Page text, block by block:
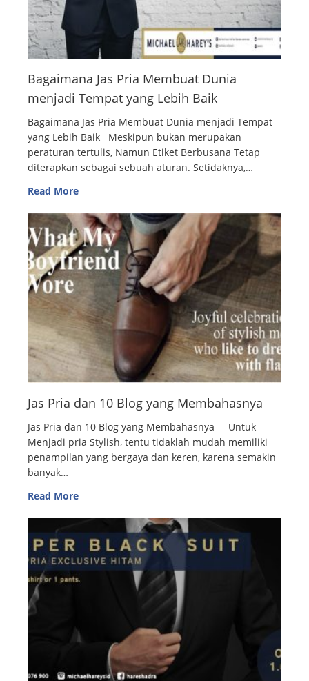
Bagaimana Jas Pria Membuat Dunia
menjadi Tempat yang Lebih Baik
Bagaimana Jas Pria Membuat Dunia menjadi Tempat
yang Lebih Baik Meskipun bukan merupakan
peraturan tertulis, Namun Etiket Berbusana Tetap
diterapkan sebagai sebuah aturan. Setidaknya,…
Read More
Jas Pria dan 10 Blog yang Membahasnya
Jas Pria dan 10 Blog yang Membahasnya Untuk
Menjadi pria Stylish, tentu tidaklah mudah memiliki
penampilan yang bergaya dan keren, karena semakin
banyak…
Read More